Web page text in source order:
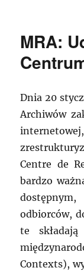
MRA:
Dnia 20
Archiwów
Centre de
bardzo
odbiorców,
te
Contexts),